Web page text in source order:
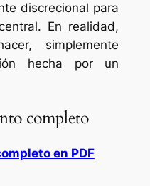
discrecional para
En realidad,
simplemente
hecha por un
completo
en PDF